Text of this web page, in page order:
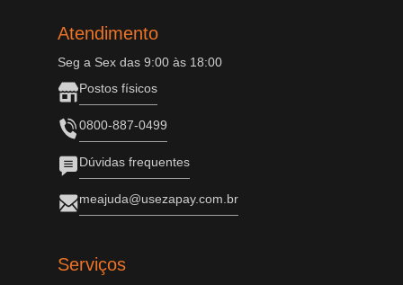
Atendimento
Seg a Sex das 9:00 às 18:00
Postos físicos
0800-887-0499
Dúvidas frequentes
meajuda@usezapay.com.br
Serviços